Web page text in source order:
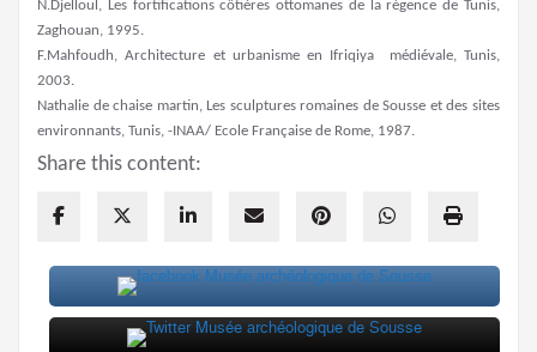
N.Djelloul, Les fortifications côtières ottomanes de la régence de Tunis,
Zaghouan, 1995.
F.Mahfoudh, Architecture et urbanisme en Ifriqiya médiévale, Tunis,
2003.
Nathalie de chaise martin, Les sculptures romaines de Sousse et des sites
environnants, Tunis, -INAA/ Ecole Française de Rome, 1987.
Share this content: